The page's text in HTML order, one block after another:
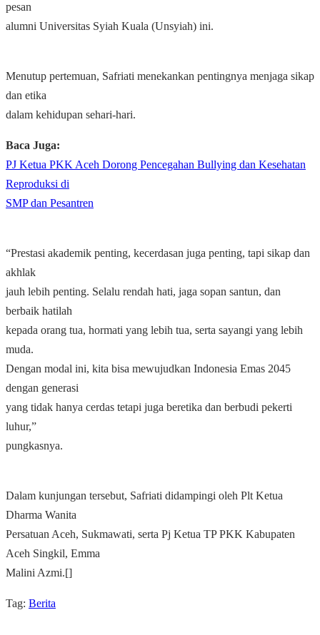
pesan
alumni Universitas Syiah Kuala (Unsyiah) ini.
Menutup pertemuan, Safriati menekankan pentingnya menjaga sikap
dan etika
dalam kehidupan sehari-hari.
Baca Juga:
PJ Ketua PKK Aceh Dorong Pencegahan Bullying dan Kesehatan
Reproduksi di
SMP dan Pesantren
“Prestasi akademik penting, kecerdasan juga penting, tapi sikap dan
akhlak
jauh lebih penting. Selalu rendah hati, jaga sopan santun, dan
berbaik hatilah
kepada orang tua, hormati yang lebih tua, serta sayangi yang lebih
muda.
Dengan modal ini, kita bisa mewujudkan Indonesia Emas 2045
dengan generasi
yang tidak hanya cerdas tetapi juga beretika dan berbudi pekerti
luhur,”
pungkasnya.
Dalam kunjungan tersebut, Safriati didampingi oleh Plt Ketua
Dharma Wanita
Persatuan Aceh, Sukmawati, serta Pj Ketua TP PKK Kabupaten
Aceh Singkil, Emma
Malini Azmi.[]
Tag: Berita